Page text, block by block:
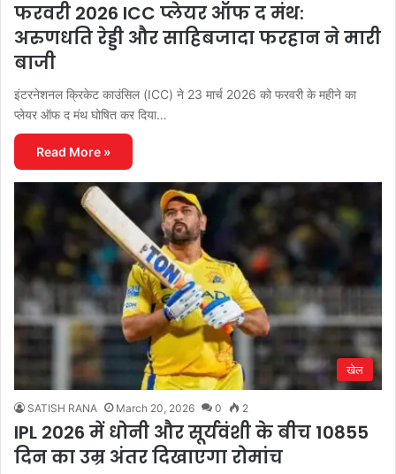
फरवरी 2026 ICC प्लेयर ऑफ द मंथ:
अरुणधति रेड्डी और साहिबजादा फरहान ने मारी
बाजी
इंटरनेशनल क्रिकेट काउंसिल (ICC) ने 23 मार्च 2026 को फरवरी के महीने का
प्लेयर ऑफ द मंथ घोषित कर दिया…
Read More »
खेल
SATISH RANA March 20, 2026 0 2
IPL 2026 में धोनी और सूर्यवंशी के बीच 10855
दिन का उम्र अंतर दिखाएगा रोमांच